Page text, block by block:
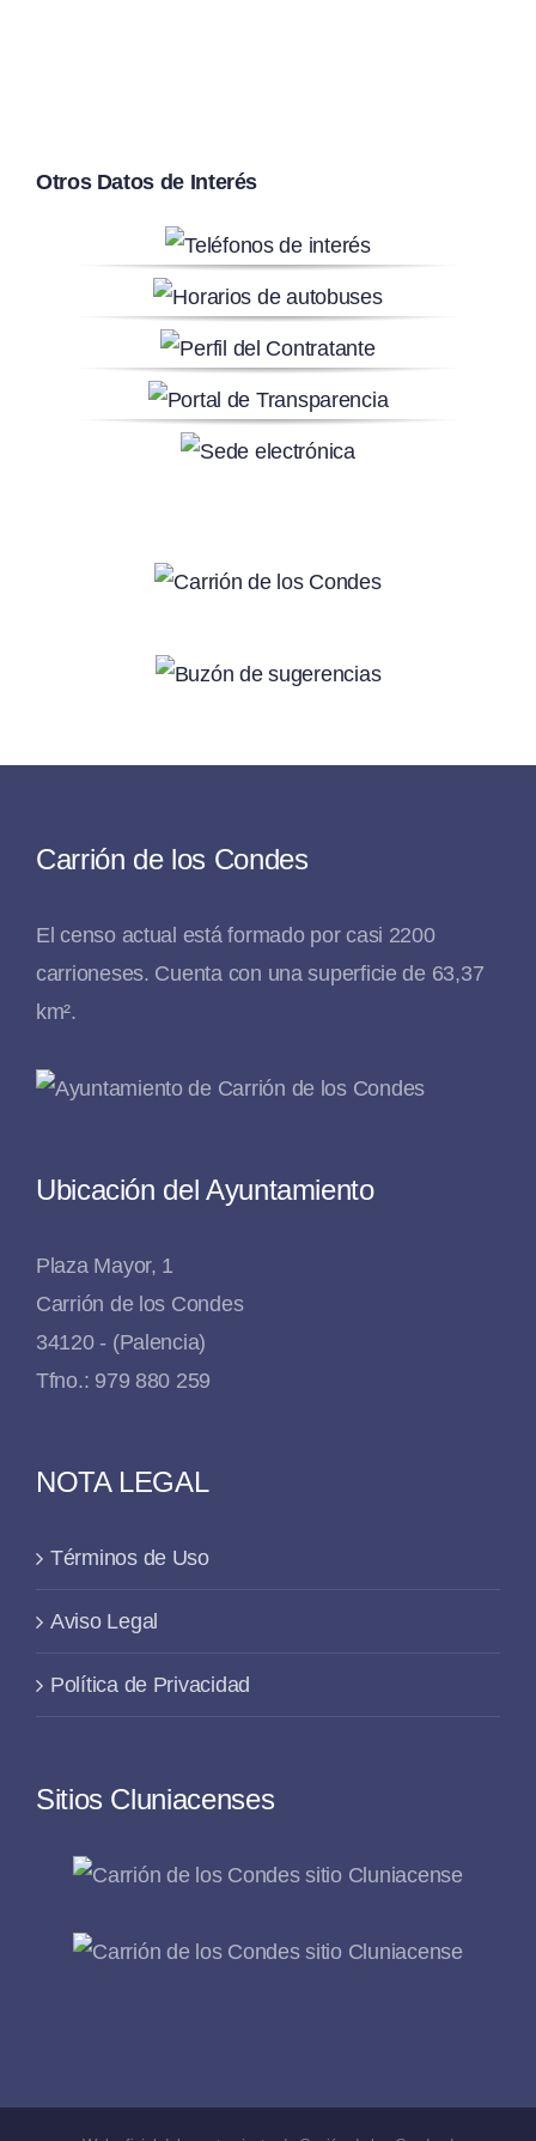
Otros Datos de Interés
Carrión de los Condes
El censo actual está formado por casi 2200
carrioneses. Cuenta con una superficie de 63,37
km².
Ubicación del Ayuntamiento
Plaza Mayor, 1
Carrión de los Condes
34120 - (Palencia)
Tfno.: 979 880 259
NOTA LEGAL
Términos de Uso
Aviso Legal
Política de Privacidad
Sitios Cluniacenses